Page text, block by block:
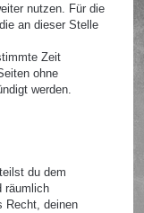
nutzen. Für die
an dieser Stelle
Zeit
ohne
werden.
du dem
räumlich
Recht, deinen